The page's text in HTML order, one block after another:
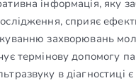
інформація, яку
сприяє
захворювань
термінову допомогу
в діагностиці